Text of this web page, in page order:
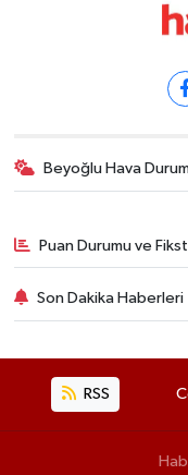
Beyoğlu Hava
Puan Durumu ve
Son Dakika Haberleri
RSS